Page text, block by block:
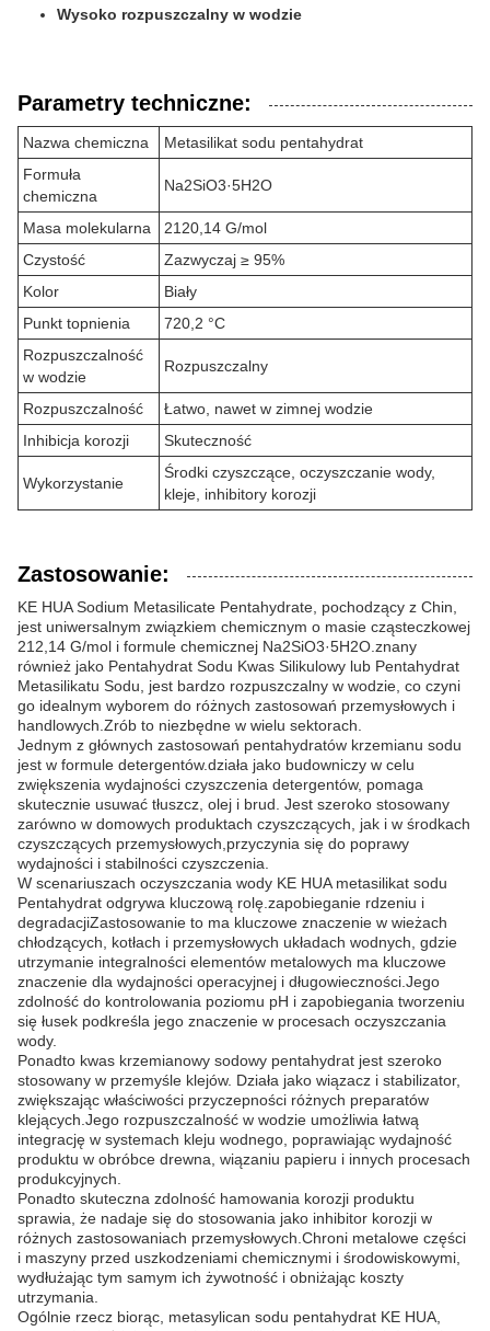
Wysoko rozpuszczalny w wodzie
Parametry techniczne:
Nazwa chemiczna
Metasilikat sodu pentahydrat
Formuła
chemiczna
Na2SiO3·5H2O
Masa molekularna
2120,14 G/mol
Czystość
Zazwyczaj ≥ 95%
Kolor
Biały
Punkt topnienia
720,2 °C
Rozpuszczalność
w wodzie
Rozpuszczalny
Rozpuszczalność
Łatwo, nawet w zimnej wodzie
Inhibicja korozji
Skuteczność
Wykorzystanie
Środki czyszczące, oczyszczanie wody,
kleje, inhibitory korozji
Zastosowanie:
KE HUA Sodium Metasilicate Pentahydrate, pochodzący z Chin,
jest uniwersalnym związkiem chemicznym o masie cząsteczkowej
212,14 G/mol i formule chemicznej Na2SiO3·5H2O.znany
również jako Pentahydrat Sodu Kwas Silikulowy lub Pentahydrat
Metasilikatu Sodu, jest bardzo rozpuszczalny w wodzie, co czyni
go idealnym wyborem do różnych zastosowań przemysłowych i
handlowych.Zrób to niezbędne w wielu sektorach.
Jednym z głównych zastosowań pentahydratów krzemianu sodu
jest w formule detergentów.działa jako budowniczy w celu
zwiększenia wydajności czyszczenia detergentów, pomaga
skutecznie usuwać tłuszcz, olej i brud. Jest szeroko stosowany
zarówno w domowych produktach czyszczących, jak i w środkach
czyszczących przemysłowych,przyczynia się do poprawy
wydajności i stabilności czyszczenia.
W scenariuszach oczyszczania wody KE HUA metasilikat sodu
Pentahydrat odgrywa kluczową rolę.zapobieganie rdzeniu i
degradacjiZastosowanie to ma kluczowe znaczenie w wieżach
chłodzących, kotłach i przemysłowych układach wodnych, gdzie
utrzymanie integralności elementów metalowych ma kluczowe
znaczenie dla wydajności operacyjnej i długowieczności.Jego
zdolność do kontrolowania poziomu pH i zapobiegania tworzeniu
się łusek podkreśla jego znaczenie w procesach oczyszczania
wody.
Ponadto kwas krzemianowy sodowy pentahydrat jest szeroko
stosowany w przemyśle klejów. Działa jako wiązacz i stabilizator,
zwiększając właściwości przyczepności różnych preparatów
klejących.Jego rozpuszczalność w wodzie umożliwia łatwą
integrację w systemach kleju wodnego, poprawiając wydajność
produktu w obróbce drewna, wiązaniu papieru i innych procesach
produkcyjnych.
Ponadto skuteczna zdolność hamowania korozji produktu
sprawia, że nadaje się do stosowania jako inhibitor korozji w
różnych zastosowaniach przemysłowych.Chroni metalowe części
i maszyny przed uszkodzeniami chemicznymi i środowiskowymi,
wydłużając tym samym ich żywotność i obniżając koszty
utrzymania.
Ogólnie rzecz biorąc, metasylican sodu pentahydrat KE HUA,